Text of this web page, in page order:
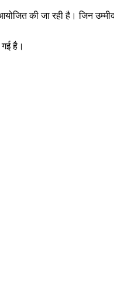
की जा रही है। जिन
है।